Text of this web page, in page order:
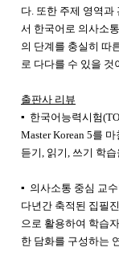
다. 또한 주제 영역과
서 한국어로 의사소
의 단계를 충실히 따
로 다다를 수 있을 것
출판사 리뷰
▪ 한국어능력시험
Master Korean 5를
듣기, 읽기, 쓰기 학
▪ 의사소통 중심 교
다년간 축적된 집필
으로 활용하여 학습
한 담화를 구성하는